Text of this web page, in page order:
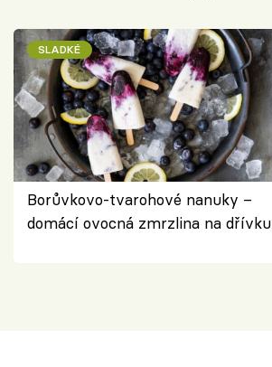
SLADKÉ
Borůvkovo-tvarohové nanuky –
domácí ovocná zmrzlina na dřívku